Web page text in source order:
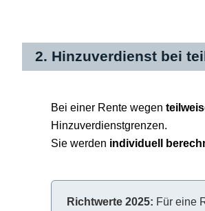
2. Hinzuverdienst bei
Bei einer Rente wegen
Hinzuverdienstgrenzen.
Sie werden individuell
Richtwerte 2025: Für eine